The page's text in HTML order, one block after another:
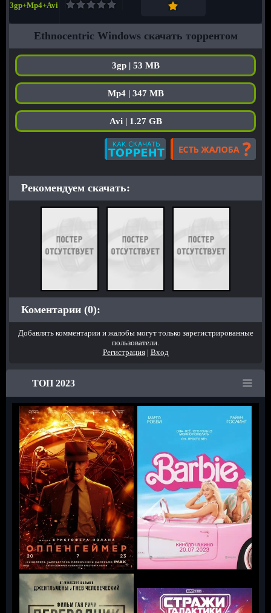
3gp+Mp4+Avi
Ethnocentric Windows скачать торрентом
3gp | 53 MB
Mp4 | 347 MB
Avi | 1.27 GB
Рекомендуем скачать:
Коментарии (0):
Добавлять комментарии и жалобы могут только зарегистрированные
пользователи.
Регистрация| Вход
ТОП 2023